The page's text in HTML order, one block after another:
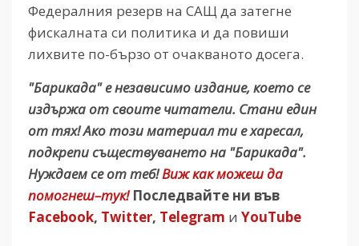
Федералния резерв на САЩ да затегне
фискалната си политика и да повиши
лихвите по-бързо от очакваното досега.
"Барикада" е независимо издание, което се
издържа от своите читатели. Стани един
от тях! Ако този материал ти е харесал,
подкрепи съществуването на "Барикада".
Нуждаем се от теб!Виж как можеш да
помогнеш–тук! Последвайте ни във
Facebook, Twitter, Telegram и YouTube